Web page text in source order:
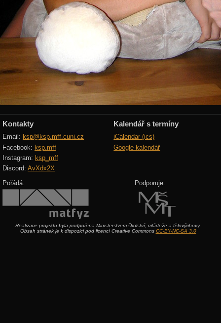
Kontakty
Email: ksp@ksp.mff.cuni.cz
Facebook: ksp.mff
Instagram: ksp_mff
Discord: AvXdx2X
Kalendář s termíny
iCalendar (ics)
Google kalendář
Pořádá: Podporuje:
Realizace projektu byla podpořena Ministerstvem školství, mládeže a tělovýchovy.
Obsah stránek je k dispozici pod licencí Creative Commons CC-BY-NC-SA 3.0